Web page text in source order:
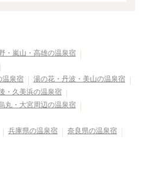
・嵐山・高雄の温泉宿
温泉宿
湯の花・丹波・美山の温泉宿
・久美浜の温泉宿
丸・大宮周辺の温泉宿
兵庫県の温泉宿
奈良県の温泉宿